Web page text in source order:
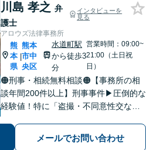
川島 孝之 弁
護士
インタビューを
見る
アロウズ法律事務所
熊
本
県
|
熊本
市中
央区
水道町駅
から徒歩3
分
営業時間：09:00~
21:00（土日祝
日）
🟠刑事・相続無料相談🟠【事務所の相
談年間200件以上】刑事事件▶︎圧倒的な
経験値！特に「盗撮・不同意性交など
局・証券会社」勤務で培った税の知識
を生かし、依頼者に寄り添った強いパ
メールでお問い合わせ